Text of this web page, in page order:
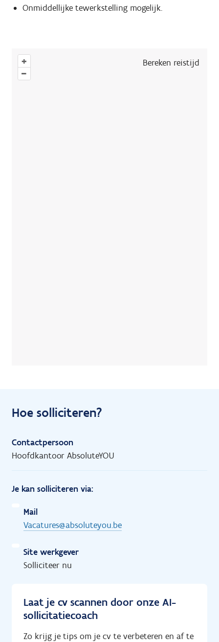
Onmiddellijke tewerkstelling mogelijk.
+
–
Bereken reistijd
Hoe solliciteren?
Contactpersoon
Hoofdkantoor AbsoluteYOU
Je kan solliciteren via:
Mail
Vacatures@absoluteyou.be
Site werkgever
Solliciteer nu
Laat je cv scannen door onze AI-
sollicitatiecoach
Zo krijg je tips om je cv te verbeteren en af te